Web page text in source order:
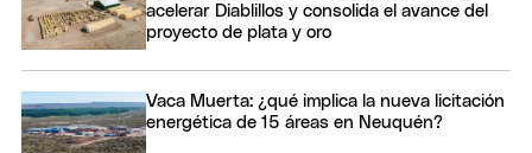
acelerar Diablillos y consolida el avance del
proyecto de plata y oro
Vaca Muerta: ¿qué implica la nueva licitación
energética de 15 áreas en Neuquén?